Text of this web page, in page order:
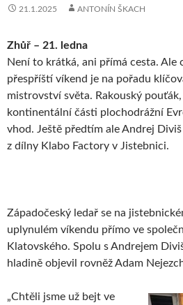
21.1.2025 ANTONÍN ŠKACH
Zhůř – 21. ledna
Není to krátká, ani přímá cesta. Ale
přespříští víkend je na pořadu
mistrovství světa. Rakouský
kontinentální části plochodrážní
vhod. Ještě předtím ale Andrej
z dílny Klabo Factory v Jistebnici.
Západočeský ledař se na
uplynulém víkendu přímo ve
Klatovského. Spolu s Andrejem
hladině objevil rovněž Adam
„Chtěli jsme už bejt ve